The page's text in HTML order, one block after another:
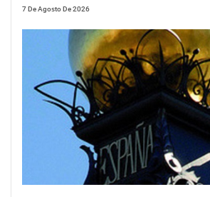
7 De Agosto De 2026